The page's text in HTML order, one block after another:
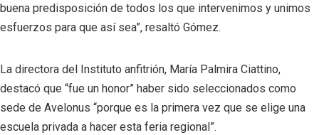
buena predisposición de todos los que intervenimos y unimos
esfuerzos para que así sea”, resaltó Gómez.
La directora del Instituto anfitrión, María Palmira Ciattino,
destacó que “fue un honor” haber sido seleccionados como
sede de Avelonus “porque es la primera vez que se elige una
escuela privada a hacer esta feria regional”.